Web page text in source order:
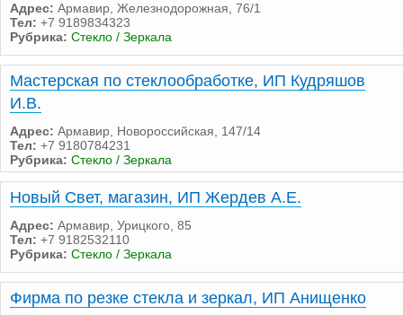
Адрес: Армавир, Железнодорожная, 76/1
Тел: +7 9189834323
Рубрика: Стекло / Зеркала
Мастерская по стеклообработке, ИП Кудряшов
И.В.
Адрес: Армавир, Новороссийская, 147/14
Тел: +7 9180784231
Рубрика: Стекло / Зеркала
Новый Свет, магазин, ИП Жердев А.Е.
Адрес: Армавир, Урицкого, 85
Тел: +7 9182532110
Рубрика: Стекло / Зеркала
Фирма по резке стекла и зеркал, ИП Анищенко